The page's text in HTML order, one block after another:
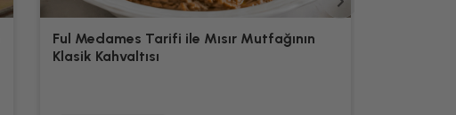
Ful Medames Tarifi ile Mısır Mutfağının
Klasik Kahvaltısı